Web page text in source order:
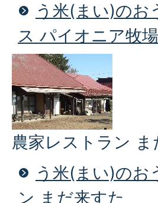
う米(まい)のお
ス パイオニア牧場
農家レストラン ま
う米(まい)のお
ン まだ来すた